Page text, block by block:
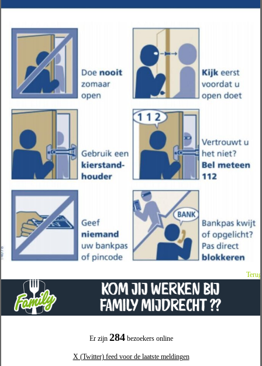
Er zijn 284bezoekers online
X (Twitter) feed voor de laatste meldingen
Terug